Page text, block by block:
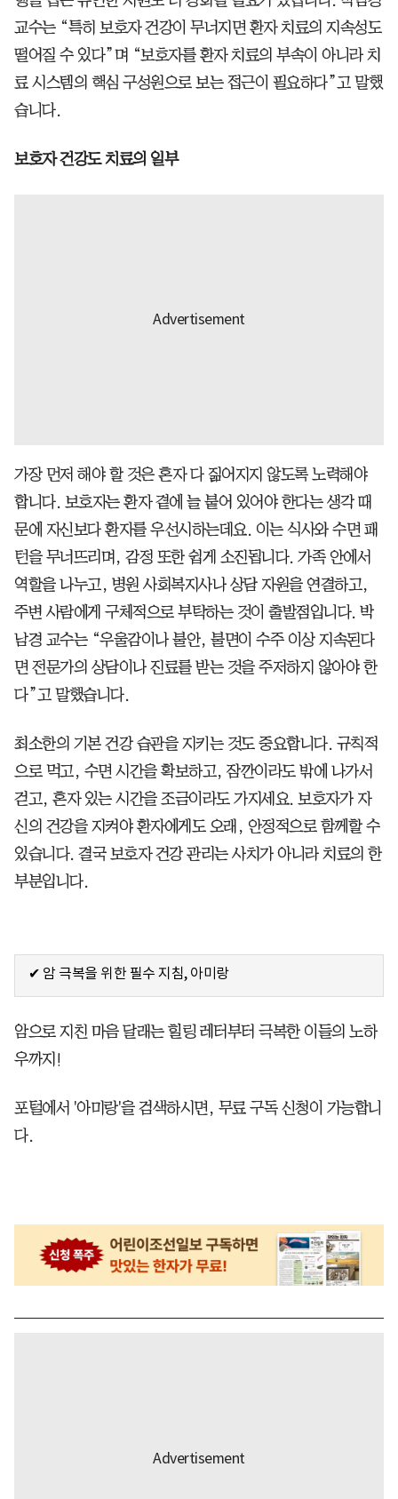
교수는 “특히 보호자 건강이 무너지면 환자 치료의 지속성도
떨어질 수 있다”며 “보호자를 환자 치료의 부속이 아니라 치
료 시스템의 핵심 구성원으로 보는 접근이 필요하다”고 말했
습니다.
보호자 건강도 치료의 일부
가장 먼저 해야 할 것은 혼자 다 짊어지지 않도록 노력해야
합니다. 보호자는 환자 곁에 늘 붙어 있어야 한다는 생각 때
문에 자신보다 환자를 우선시하는데요. 이는 식사와 수면 패
턴을 무너뜨리며, 감정 또한 쉽게 소진됩니다. 가족 안에서
역할을 나누고, 병원 사회복지사나 상담 자원을 연결하고,
주변 사람에게 구체적으로 부탁하는 것이 출발점입니다. 박
남경 교수는 “우울감이나 불안, 불면이 수주 이상 지속된다
면 전문가의 상담이나 진료를 받는 것을 주저하지 않아야 한
다”고 말했습니다.
최소한의 기본 건강 습관을 지키는 것도 중요합니다. 규칙적
으로 먹고, 수면 시간을 확보하고, 잠깐이라도 밖에 나가서
걷고, 혼자 있는 시간을 조금이라도 가지세요. 보호자가 자
신의 건강을 지켜야 환자에게도 오래, 안정적으로 함께할 수
있습니다. 결국 보호자 건강 관리는 사치가 아니라 치료의 한
부분입니다.
✔ 암 극복을 위한 필수 지침, 아미랑
암으로 지친 마음 달래는 힐링 레터부터 극복한 이들의 노하
우까지!
포털에서 '아미랑'을 검색하시면, 무료 구독 신청이 가능합니
다.​